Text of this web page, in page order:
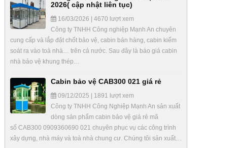
2026( cập nhật liên tục)
16/03/2026 | 4670 lượt xem
Công ty TNHH Công nghiệp Mạnh An chuyên
cung cấp và lắp đặt chốt bảo vệ, cabin bán hàng, cabin kiểm
soát ra vào toà nhà… trên cả nước. Sau đây là báo giá cabin
nhà bảo vệ khung thép…
Cabin bảo vệ CAB300 021 giá rẻ
09/12/2025 | 1891 lượt xem
Công ty TNHH Công Nghiệp Mạnh An sản xuất
dòng sản phẩm cabin bảo vệ giá rẻ mã
số CAB300 0909360690 021 chuyên phục vụ các công trình
xây dựng, nhà máy và toà nhà chung cư. Chúng tôi sản xuất…